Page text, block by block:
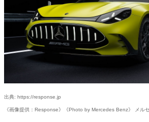
出典: https://response.jp
《画像提供：Response》《Photo by Mercedes Benz》 メル